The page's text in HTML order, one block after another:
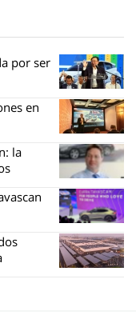
por ser
en
la